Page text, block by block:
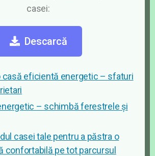
casei:
Descarcă
casă eficientă energetic – sfaturi
– schimbă ferestrele și
casei tale pentru a păstra o
confortabilă pe tot parcursul